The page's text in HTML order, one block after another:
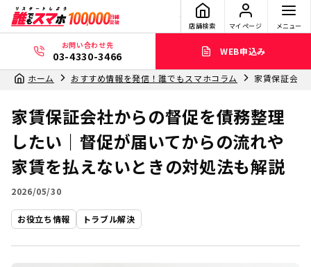
店舗検索 マイページ メニュー
お問い合わせ先
03-4330-3466 WEB申込み
ホーム おすすめ情報を発信！誰でもスマホコラム 家賃保証会社
家賃保証会社からの督促を債務整理
したい｜督促が届いてからの流れや
家賃を払えないときの対処法も解説
2026/05/30
お役立ち情報 トラブル解決